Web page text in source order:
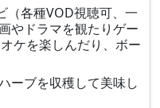
（各種VOD視聴可、一
やドラマを観たりゲー
ケを楽しんだり、ボー
ーブを収穫して美味し